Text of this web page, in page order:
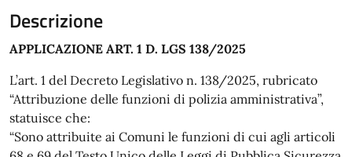
Descrizione
APPLICAZIONE ART. 1 D. LGS 138/2025
L’art. 1 del Decreto Legislativo n. 138/2025, rubricato
“Attribuzione delle funzioni di polizia amministrativa”,
statuisce che:
“Sono attribuite ai Comuni le funzioni di cui agli articoli